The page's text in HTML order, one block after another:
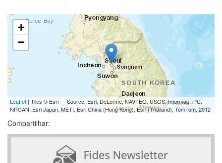
+
−
Leaflet | Tiles © Esri — Source: Esri, DeLorme, NAVTEQ, USGS, Intermap, iPC,
NRCAN, Esri Japan, METI, Esri China (Hong Kong), Esri (Thailand), TomTom, 2012
Compartilhar: